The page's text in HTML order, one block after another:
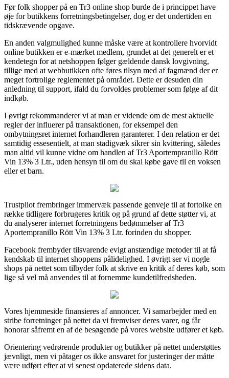
Før folk shopper på en Tr3 online shop burde de i princippet have
øje for butikkens forretningsbetingelser, dog er det undertiden en
tidskrævende opgave.
En anden valgmulighed kunne måske være at kontrollere hvorvidt
online butikken er e-mærket medlem, grundet at det generelt er et
kendetegn for at netshoppen følger gældende dansk lovgivning,
tillige med at webbutikken ofte føres tilsyn med af fagmænd der er
meget fortrolige reglementet på området. Dette er desuden din
anledning til support, ifald du forvoldes problemer som følge af dit
indkøb.
I øvrigt rekommanderer vi at man er vidende om de mest aktuelle
regler der influerer på transaktionen, for eksempel den
ombytningsret internet forhandleren garanterer. I den relation er det
samtidig essesentielt, at man stadigvæk sikrer sin kvittering, således
man altid vil kunne vidne om handlen af Tr3 Aportempranillo Rött
Vin 13% 3 Ltr., uden hensyn til om du skal købe gave til en voksen
eller et barn.
Trustpilot frembringer immervæk passende genveje til at fortolke en
række tidligere forbrugeres kritik og på grund af dette støtter vi, at
du analyserer internet forretningens bedømmelser af Tr3
Aportempranillo Rött Vin 13% 3 Ltr. forinden du shopper.
Facebook frembyder tilsvarende evigt anstændige metoder til at få
kendskab til internet shoppens pålidelighed. I øvrigt ser vi nogle
shops på nettet som tilbyder folk at skrive en kritik af deres køb, som
lige så vel må anvendes til at fornemme kundetilfredsheden.
Vores hjemmeside finansieres af annoncer. Vi samarbejder med en
stribe forretninger på nettet da vi fremviser deres varer, og får
honorar såfremt en af de besøgende på vores website udfører et køb.
Orientering vedrørende produkter og butikker på nettet understøttes
jævnligt, men vi påtager os ikke ansvaret for justeringer der måtte
være udført efter at vi senest opdaterede sidens data.